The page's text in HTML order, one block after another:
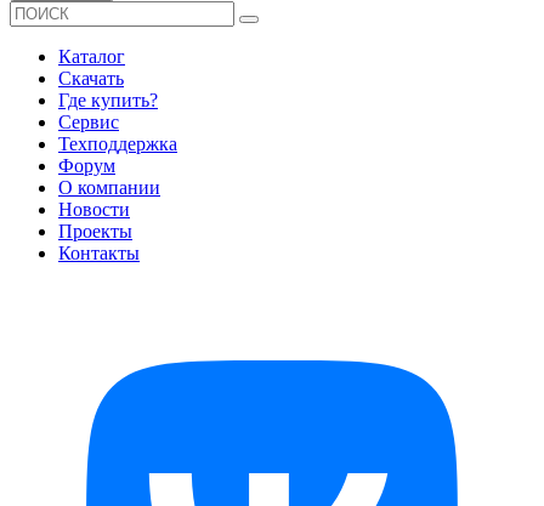
Каталог
Скачать
Где купить?
Сервис
Техподдержка
Форум
О компании
Новости
Проекты
Контакты